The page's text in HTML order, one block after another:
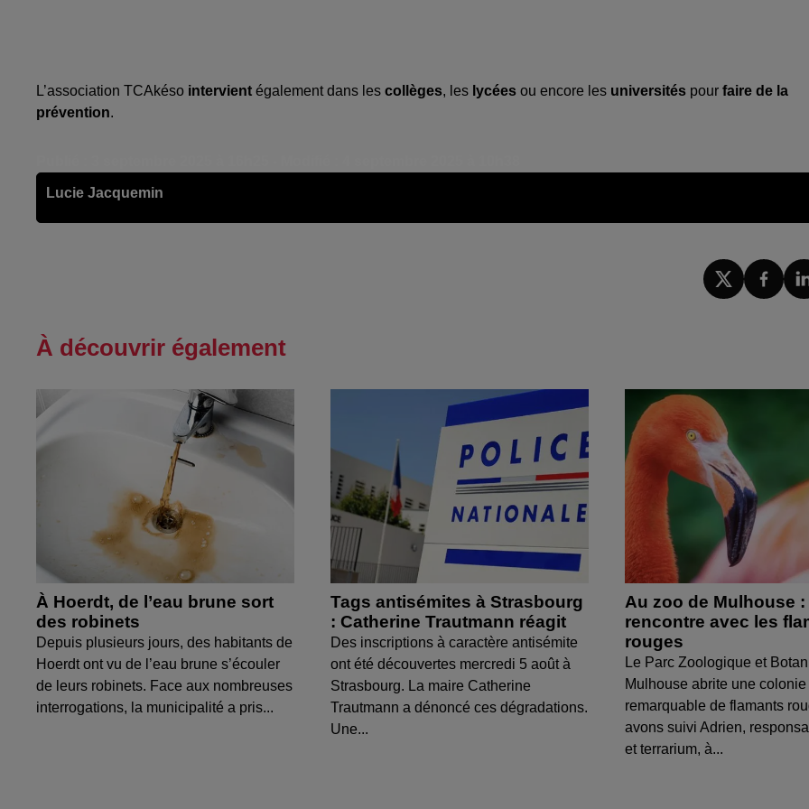
L’association TCAkéso intervient également dans les collèges, les lycées ou encore les universités pour faire de la
prévention.
Lucie Jacquemin
À découvrir également
À Hoerdt, de l’eau brune sort
des robinets
Depuis plusieurs jours, des habitants de
Hoerdt ont vu de l’eau brune s’écouler
de leurs robinets. Face aux nombreuses
interrogations, la municipalité a pris...
Tags antisémites à Strasbourg
: Catherine Trautmann réagit
Des inscriptions à caractère antisémite
ont été découvertes mercredi 5 août à
Strasbourg. La maire Catherine
Trautmann a dénoncé ces dégradations.
Une...
Au zoo de Mulhouse :
rencontre avec les
rouges
Le Parc Zoologique et
Mulhouse abrite une colonie
remarquable de flamants
avons suivi Adrien,
et terrarium, à...